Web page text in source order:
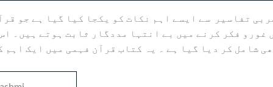
تفاسیر سے ایسے اہم نکات کو یکجا کیا گیا ہے جو
غورو فکر کرنے میں بے انتہا مددگار ثابت ہوتے ہیں۔
شامل کر دیا گیا ہے ۔ یہ کتاب قرآن فہمی میں ایک اہم